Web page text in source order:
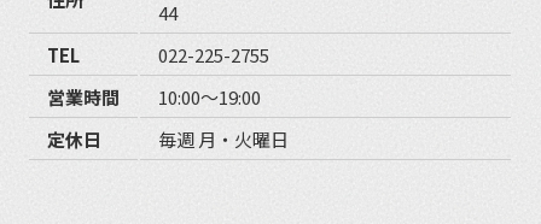
44
TEL
022-225-2755
営業時間
10:00〜19:00
定休日
毎週 月・火曜日